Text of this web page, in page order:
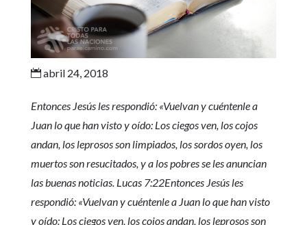
abril 24, 2018
Entonces Jesús les respondió: «Vuelvan y cuéntenle a
Juan lo que han visto y oído: Los ciegos ven, los cojos
andan, los leprosos son limpiados, los sordos oyen, los
muertos son resucitados, y a los pobres se les anuncian
las buenas noticias. Lucas 7:22Entonces Jesús les
respondió: «Vuelvan y cuéntenle a Juan lo que han visto
y oído: Los ciegos ven, los cojos andan, los leprosos son